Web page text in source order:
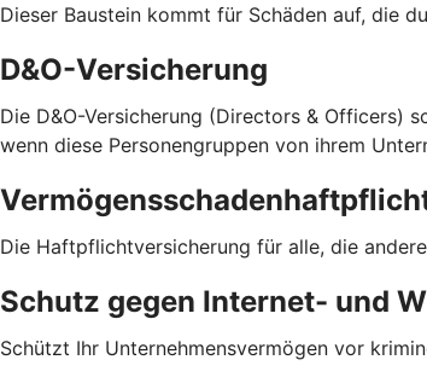
Dieser Baustein kommt für Schäden auf, die
D&O-Versicherung
Die D&O-Versicherung (Directors & Officers)
wenn diese Personengruppen von ihrem
Die Haftpflichtversicherung für alle, die
Schutz gegen Internet- und
Schützt Ihr Unternehmensvermögen vor